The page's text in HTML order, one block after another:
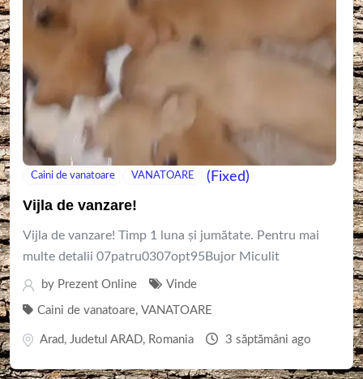
Caini de vanatoare VANATOARE (Fixed)
Vijla de vanzare!
Vijla de vanzare! Timp 1 luna și jumătate. Pentru mai
multe detalii 07patru0307opt95Bujor Miculit
by Prezent Online Vinde
Caini de vanatoare, VANATOARE
Arad , Judetul ARAD, Romania 3 săptămâni ago